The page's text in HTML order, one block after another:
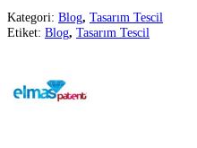
Kategori: Blog, Tasarım Tescil
Etiket: Blog, Tasarım Tescil